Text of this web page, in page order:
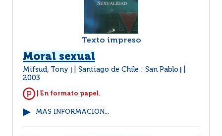
Texto impreso
Moral sexual
Mifsud, Tony Santiago de Chile : San Pablo
2003
| En formato papel.
MÁS INFORMACIÓN...